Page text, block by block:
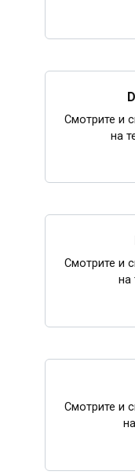
Смотрите и
на
Смотрите и
на
Смотрите и